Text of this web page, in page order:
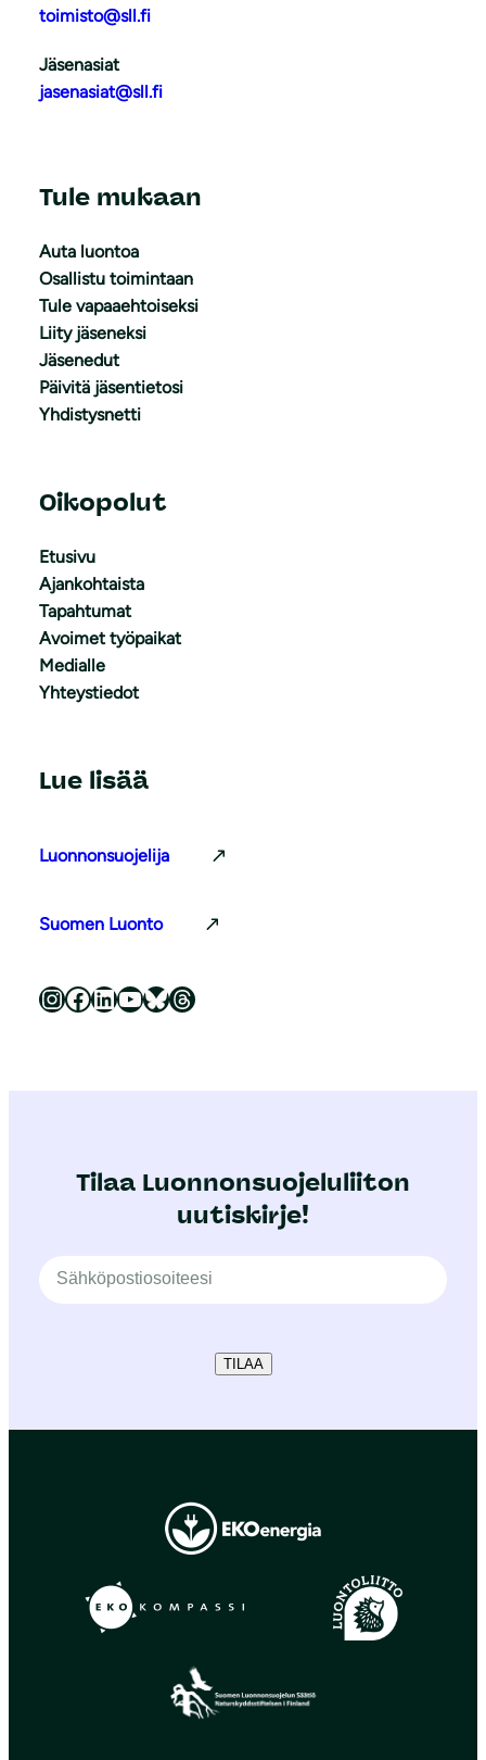
toimisto@sll.fi
Jäsenasiat
jasenasiat@sll.fi
Tule mukaan
Auta luontoa
Osallistu toimintaan
Tule vapaaehtoiseksi
Liity jäseneksi
Jäsenedut
Päivitä jäsentietosi
Yhdistysnetti
Oikopolut
Etusivu
Ajankohtaista
Tapahtumat
Avoimet työpaikat
Medialle
Yhteystiedot
Lue lisää
Luonnonsuojelija
Suomen Luonto
Luonnonsuojeluliitto Instagramissa Luonnonsuojeluliitto Facebookissa Luonnonsuojeluliitto LinkedInissä Luonnonsuojeluliiton YouTube-kanava Luonnonsuojeluliitto Blueskyssa Luonnonsuojeluliitto Threadsissa
Tilaa Luonnonsuojeluliiton
uutiskirje!
TILAA